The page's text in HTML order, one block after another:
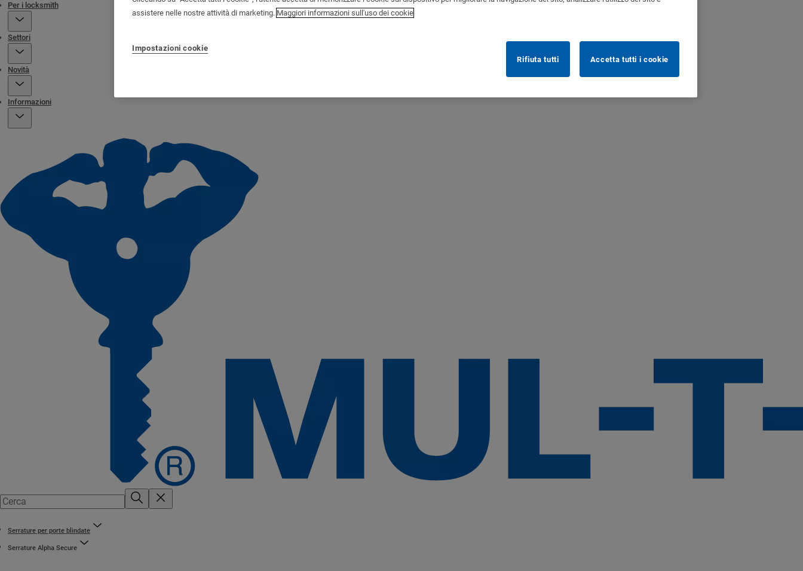
Per i locksmith
Settori
Novità
Informazioni
Serrature per porte blindate
Serrature Alpha Secure
assistere nelle nostre attività di marketing. Maggiori informazioni sull'uso dei cookie
Impostazioni cookie
Rifiuta tutti
Accetta tutti i cookie